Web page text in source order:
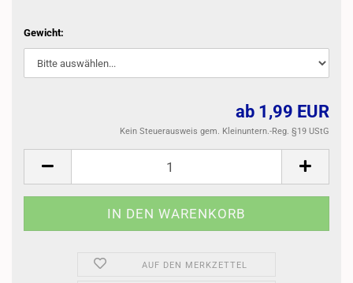
Gewicht:
ab 1,99 EUR
Kein Steuerausweis gem. Kleinuntern.-Reg. §19 UStG
AUF DEN MERKZETTEL